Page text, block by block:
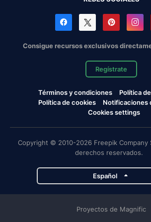
Consigue recursos exclusivos
Regístrate
Términos y condiciones
Política
Política de cookies
Notificaciones
Cookies settings
Copyright © 2010-2026 Freepik Company
derechos reservados.
Español
Proyectos de Magnific